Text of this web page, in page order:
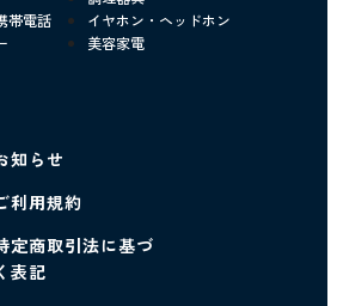
帯電話
イヤホン・ヘッドホン
美容家電
知らせ
利用規約
定商取引法に基づ
表記